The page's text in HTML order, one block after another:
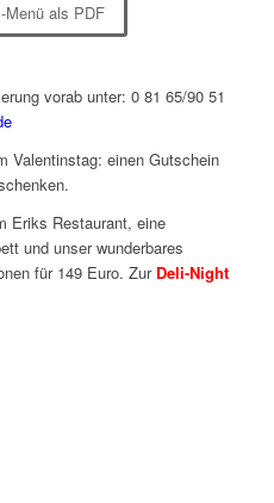
Menü als PDF
vorab unter: 0 81 65/90 51
Valentinstag: einen Gutschein
Eriks Restaurant, eine
und unser wunderbares
für 149 Euro. Zur Deli-Night